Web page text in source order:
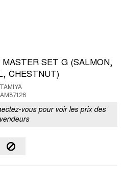
MASTER SET G (SALMON,
CHESTNUT)
TAMIYA
vous pour voir les prix des